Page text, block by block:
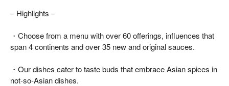
– Highlights –
・Choose from a menu with over 60 offerings, influences that
span 4 continents and over 35 new and original sauces.
・Our dishes cater to taste buds that embrace Asian spices in
not-so-Asian dishes.